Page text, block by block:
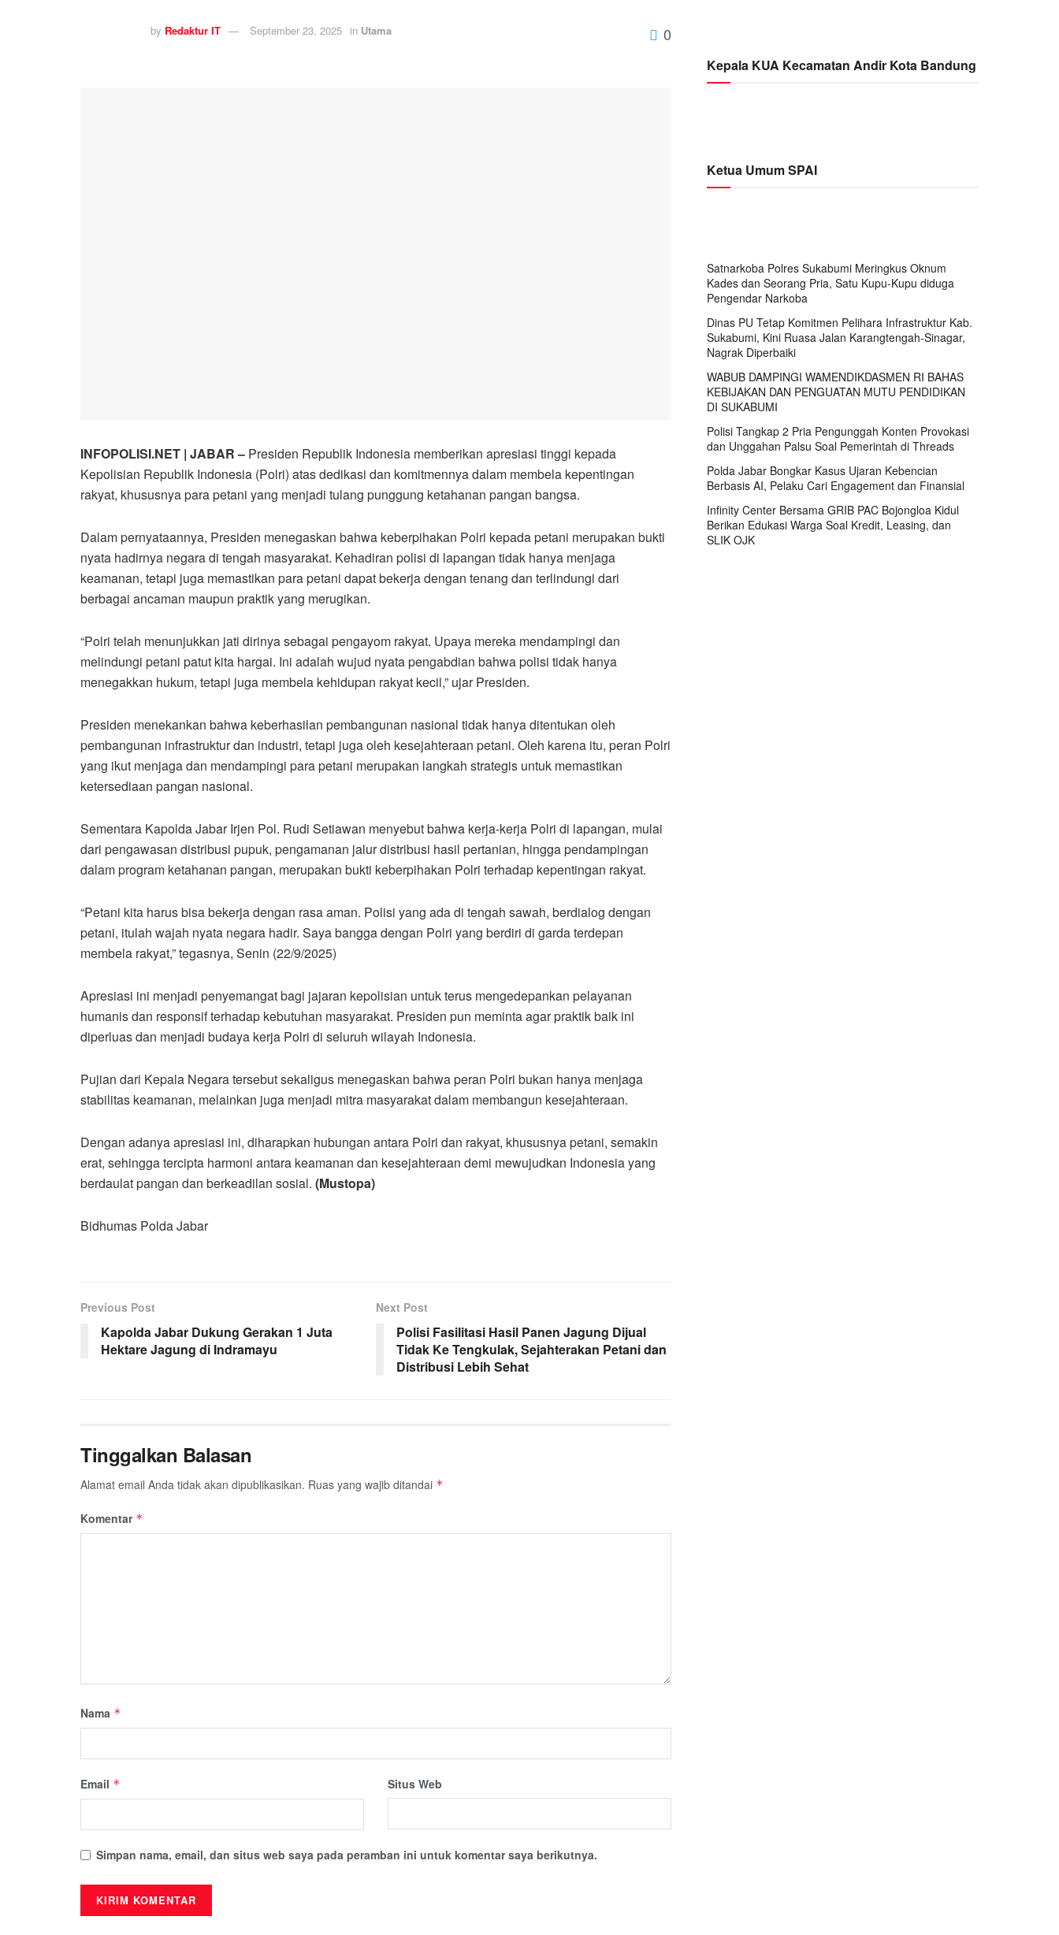
by Redaktur IT September 23, 2025 in Utama 0
INFOPOLISI.NET | JABAR – Presiden Republik Indonesia memberikan apresiasi tinggi kepada
Kepolisian Republik Indonesia (Polri) atas dedikasi dan komitmennya dalam membela kepentingan
rakyat, khususnya para petani yang menjadi tulang punggung ketahanan pangan bangsa.
Dalam pernyataannya, Presiden menegaskan bahwa keberpihakan Polri kepada petani merupakan bukti
nyata hadirnya negara di tengah masyarakat. Kehadiran polisi di lapangan tidak hanya menjaga
keamanan, tetapi juga memastikan para petani dapat bekerja dengan tenang dan terlindungi dari
berbagai ancaman maupun praktik yang merugikan.
“Polri telah menunjukkan jati dirinya sebagai pengayom rakyat. Upaya mereka mendampingi dan
melindungi petani patut kita hargai. Ini adalah wujud nyata pengabdian bahwa polisi tidak hanya
menegakkan hukum, tetapi juga membela kehidupan rakyat kecil,” ujar Presiden.
Presiden menekankan bahwa keberhasilan pembangunan nasional tidak hanya ditentukan oleh
pembangunan infrastruktur dan industri, tetapi juga oleh kesejahteraan petani. Oleh karena itu, peran Polri
yang ikut menjaga dan mendampingi para petani merupakan langkah strategis untuk memastikan
ketersediaan pangan nasional.
Sementara Kapolda Jabar Irjen Pol. Rudi Setiawan menyebut bahwa kerja-kerja Polri di lapangan, mulai
dari pengawasan distribusi pupuk, pengamanan jalur distribusi hasil pertanian, hingga pendampingan
dalam program ketahanan pangan, merupakan bukti keberpihakan Polri terhadap kepentingan rakyat.
“Petani kita harus bisa bekerja dengan rasa aman. Polisi yang ada di tengah sawah, berdialog dengan
petani, itulah wajah nyata negara hadir. Saya bangga dengan Polri yang berdiri di garda terdepan
membela rakyat,” tegasnya, Senin (22/9/2025)
Apresiasi ini menjadi penyemangat bagi jajaran kepolisian untuk terus mengedepankan pelayanan
humanis dan responsif terhadap kebutuhan masyarakat. Presiden pun meminta agar praktik baik ini
diperluas dan menjadi budaya kerja Polri di seluruh wilayah Indonesia.
Pujian dari Kepala Negara tersebut sekaligus menegaskan bahwa peran Polri bukan hanya menjaga
stabilitas keamanan, melainkan juga menjadi mitra masyarakat dalam membangun kesejahteraan.
Dengan adanya apresiasi ini, diharapkan hubungan antara Polri dan rakyat, khususnya petani, semakin
erat, sehingga tercipta harmoni antara keamanan dan kesejahteraan demi mewujudkan Indonesia yang
berdaulat pangan dan berkeadilan sosial. (Mustopa)
Bidhumas Polda Jabar
Previous Post
Kapolda Jabar Dukung Gerakan 1 Juta
Hektare Jagung di Indramayu
Next Post
Polisi Fasilitasi Hasil Panen Jagung Dijual
Tidak Ke Tengkulak, Sejahterakan Petani dan
Distribusi Lebih Sehat
Tinggalkan Balasan
Alamat email Anda tidak akan dipublikasikan. Ruas yang wajib ditandai *
Komentar *
Nama *
Email * Situs Web
Simpan nama, email, dan situs web saya pada peramban ini untuk komentar saya berikutnya.
Kepala KUA Kecamatan Andir Kota Bandung
Ketua Umum SPAI
Satnarkoba Polres Sukabumi Meringkus Oknum
Kades dan Seorang Pria, Satu Kupu-Kupu diduga
Pengendar Narkoba
Dinas PU Tetap Komitmen Pelihara Infrastruktur Kab.
Sukabumi, Kini Ruasa Jalan Karangtengah-Sinagar,
Nagrak Diperbaiki
WABUB DAMPINGI WAMENDIKDASMEN RI BAHAS
KEBIJAKAN DAN PENGUATAN MUTU PENDIDIKAN
DI SUKABUMI
Polisi Tangkap 2 Pria Pengunggah Konten Provokasi
dan Unggahan Palsu Soal Pemerintah di Threads
Polda Jabar Bongkar Kasus Ujaran Kebencian
Berbasis AI, Pelaku Cari Engagement dan Finansial
Infinity Center Bersama GRIB PAC Bojongloa Kidul
Berikan Edukasi Warga Soal Kredit, Leasing, dan
SLIK OJK